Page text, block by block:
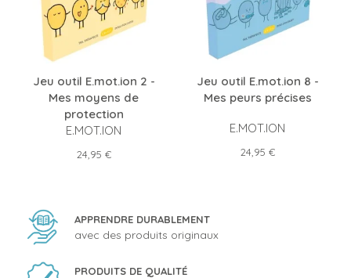
Jeu outil E.mot.ion 2 -
Mes moyens de
protection
E.MOT.ION
Prix
24,95 €
Jeu outil E.mot.ion 8 -
Mes peurs précises
E.MOT.ION
Prix
24,95 €
APPRENDRE DURABLEMENT
avec des produits originaux
PRODUITS DE QUALITÉ